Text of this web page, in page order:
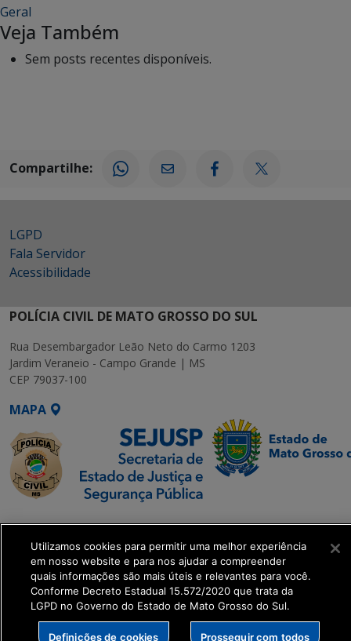
Geral
Veja Também
Sem posts recentes disponíveis.
Compartilhe:
LGPD
Fala Servidor
Acessibilidade
POLÍCIA CIVIL DE MATO GROSSO DO SUL
Rua Desembargador Leão Neto do Carmo 1203
Jardim Veraneio - Campo Grande | MS
CEP 79037-100
MAPA
SETDIG | Secretaria-
Executiva de
Transformação Digital
get_footer();
Utilizamos cookies para permitir uma melhor experiência
em nosso website e para nos ajudar a compreender
quais informações são mais úteis e relevantes para você.
Conforme Decreto Estadual 15.572/2020 que trata da
LGPD no Governo do Estado de Mato Grosso do Sul.
Definições de cookies Prosseguir com todos